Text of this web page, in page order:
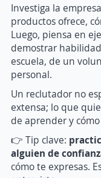
Investiga la
productos ofrece,
Luego, piensa en
demostrar
escuela, de un
personal.
Un reclutador no
extensa; lo que
de aprender y
👉 Tip clave:
alguien de
cómo te expresas.